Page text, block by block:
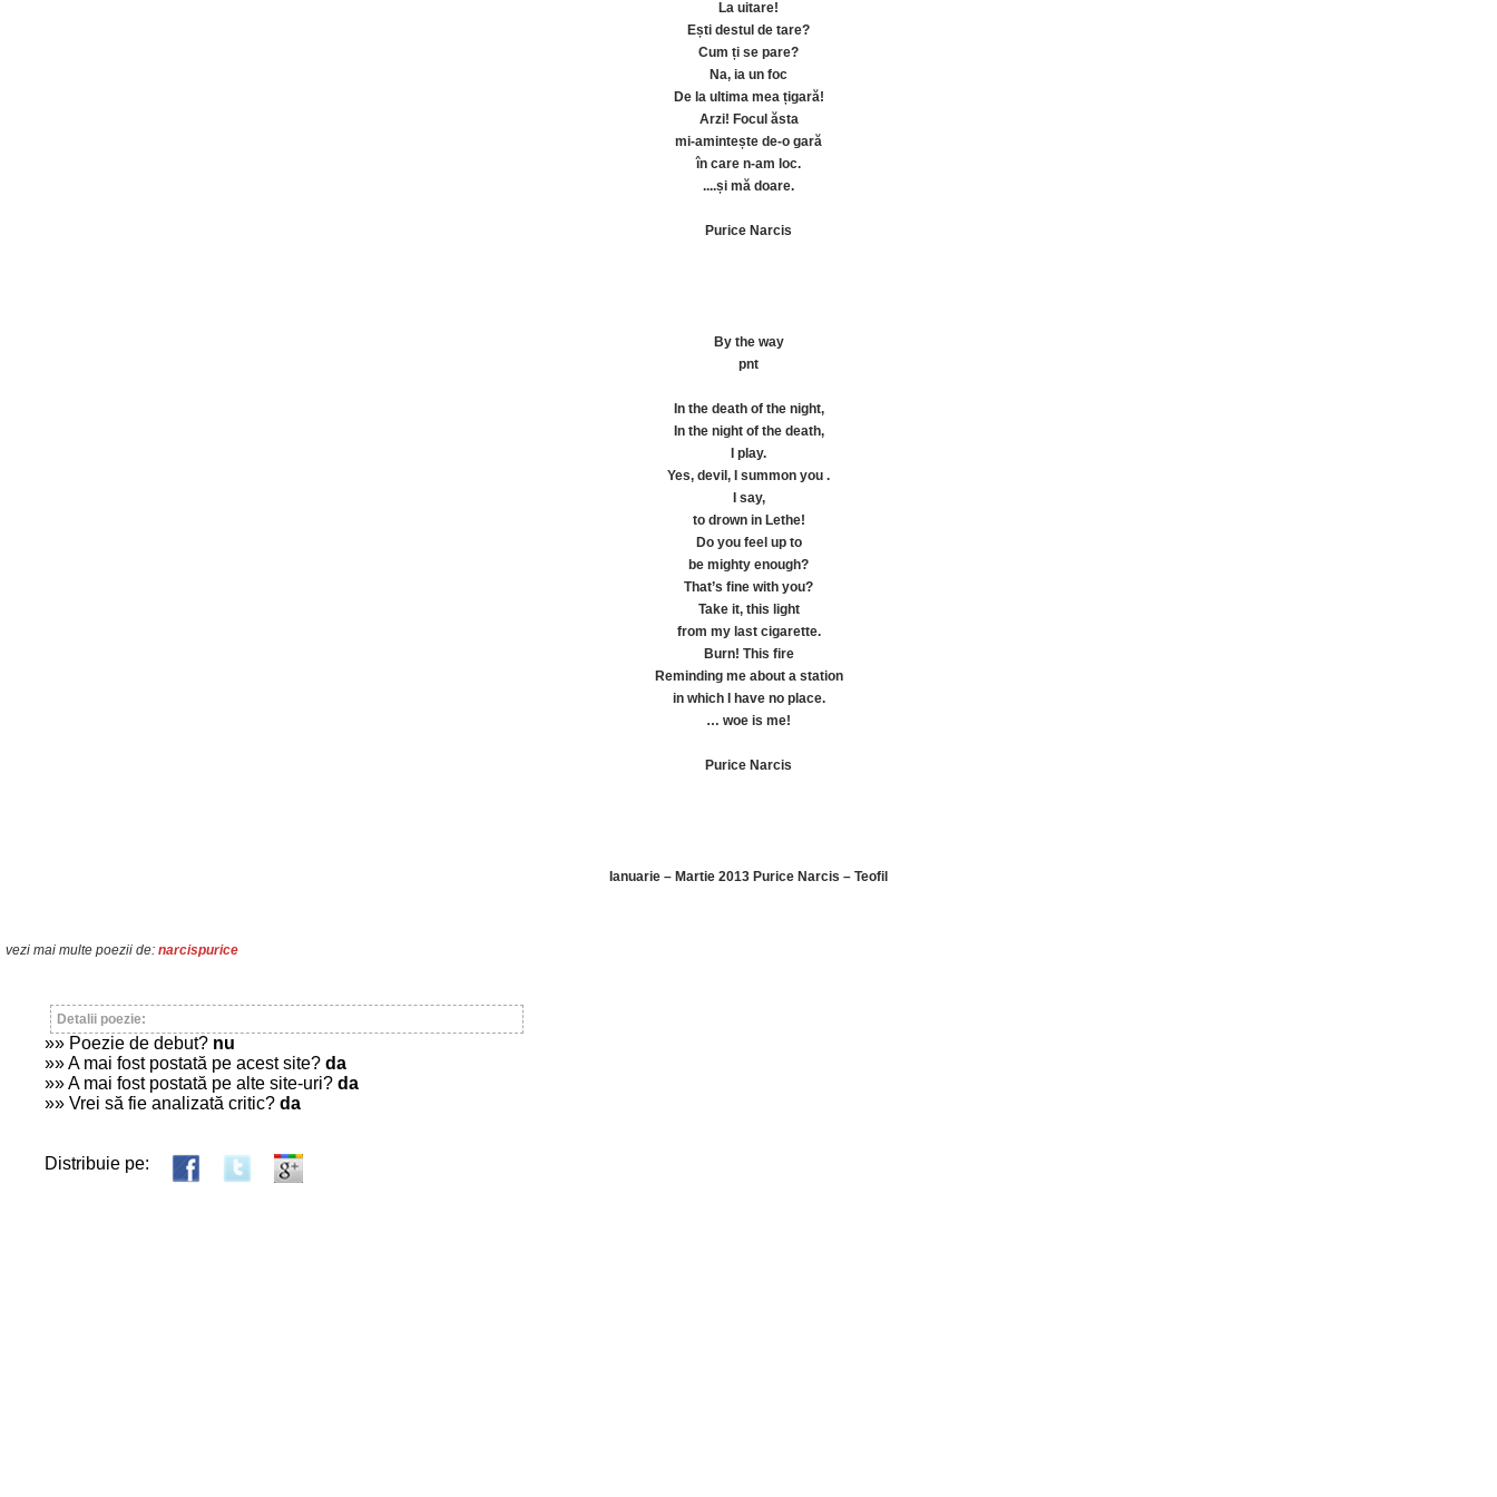
La uitare!
Ești destul de tare?
Cum ți se pare?
Na, ia un foc
De la ultima mea țigară!
Arzi! Focul ăsta
mi-amintește de-o gară
în care n-am loc.
....și mă doare.
Purice Narcis
By the way
pnt
In the death of the night,
In the night of the death,
I play.
Yes, devil, I summon you .
I say,
to drown in Lethe!
Do you feel up to
be mighty enough?
That’s fine with you?
Take it, this light
from my last cigarette.
Burn! This fire
Reminding me about a station
in which I have no place.
… woe is me!
Purice Narcis
Ianuarie – Martie 2013 Purice Narcis – Teofil
vezi mai multe poezii de: narcispurice
Detalii poezie:
»» Poezie de debut? nu
»» A mai fost postată pe acest site? da
»» A mai fost postată pe alte site-uri? da
»» Vrei să fie analizată critic? da
Distribuie pe: